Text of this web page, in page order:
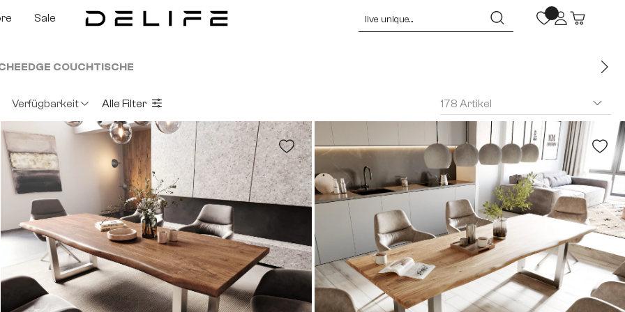
Sale
EDGE COUCHTISCHE
Verfügbarkeit Alle Filter 178 Artikel